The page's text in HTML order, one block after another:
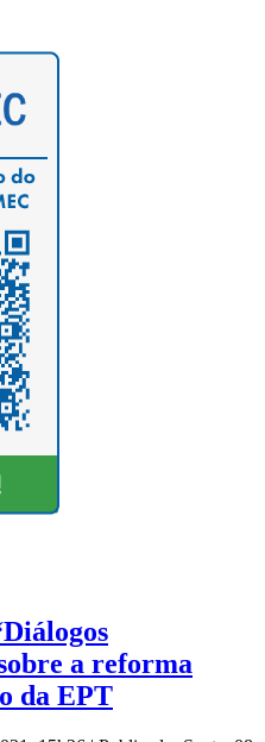
a reforma
da EPT